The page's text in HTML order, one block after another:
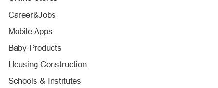
Career&Jobs
Mobile Apps
Baby Products
Housing Construction
Schools & Institutes